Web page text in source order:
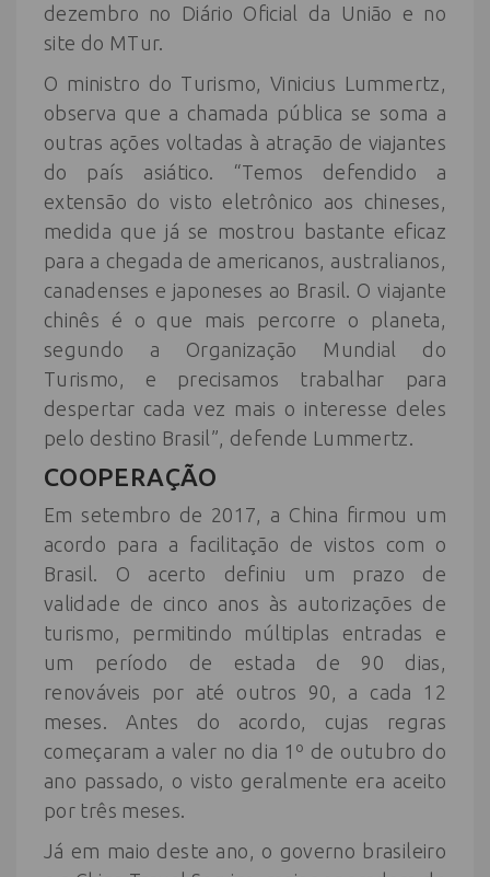
dezembro no Diário Oficial da União e no
site do MTur.
O ministro do Turismo, Vinicius Lummertz,
observa que a chamada pública se soma a
outras ações voltadas à atração de viajantes
do país asiático. “Temos defendido a
extensão do visto eletrônico aos chineses,
medida que já se mostrou bastante eficaz
para a chegada de americanos, australianos,
canadenses e japoneses ao Brasil. O viajante
chinês é o que mais percorre o planeta,
segundo a Organização Mundial do
Turismo, e precisamos trabalhar para
despertar cada vez mais o interesse deles
pelo destino Brasil”, defende Lummertz.
COOPERAÇÃO
Em setembro de 2017, a China firmou um
acordo para a facilitação de vistos com o
Brasil. O acerto definiu um prazo de
validade de cinco anos às autorizações de
turismo, permitindo múltiplas entradas e
um período de estada de 90 dias,
renováveis por até outros 90, a cada 12
meses. Antes do acordo, cujas regras
começaram a valer no dia 1º de outubro do
ano passado, o visto geralmente era aceito
por três meses.
Já em maio deste ano, o governo brasileiro